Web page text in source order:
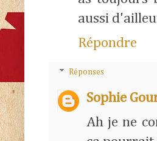
aussi
Répondre
Réponses
Sophie
Ah je ne